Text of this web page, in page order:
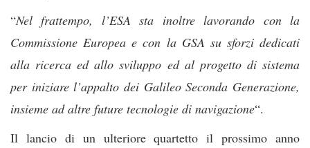
“Nel frattempo, l’ESA sta inoltre lavorando con la
Commissione Europea e con la GSA su sforzi dedicati
alla ricerca ed allo sviluppo ed al progetto di sistema
per iniziare l’appalto dei Galileo Seconda Generazione,
insieme ad altre future tecnologie di navigazione“.
Il lancio di un ulteriore quartetto il prossimo anno